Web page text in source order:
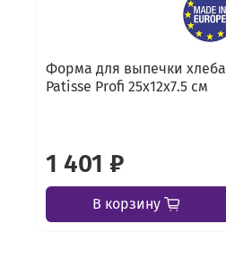
Форма для выпечки хлеба
Patisse Profi 25х12х7.5 см
1 401 ₽
В корзину